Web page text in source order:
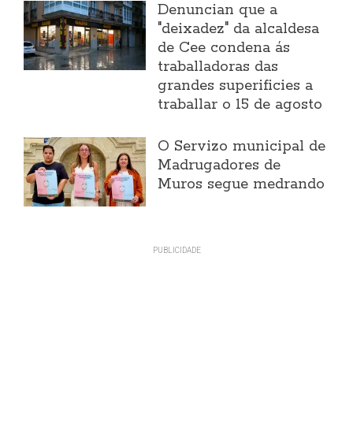
Denuncian que a
"deixadez" da alcaldesa
de Cee condena ás
traballadoras das
grandes superificies a
traballar o 15 de agosto
O Servizo municipal de
Madrugadores de
Muros segue medrando